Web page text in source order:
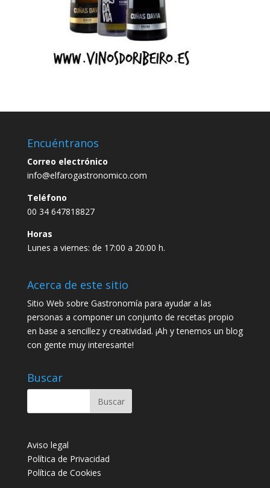
Encuéntranos
Correo electrónico
info@elfarogastronomico.com
Teléfono
00 34 647818827
Horas
Lunes a viernes: de 17:00 a 20:00 h.
Acerca de este sitio
Sitio Web sobre Gastronomía para ayudar a las
personas a componer un conjunto de recetas propio
en base a sencillez y creatividad. ¡Ah y tenemos un blog
con gente muy interesante!
Buscar
Aviso legal
Política de Privacidad
Política de Cookies